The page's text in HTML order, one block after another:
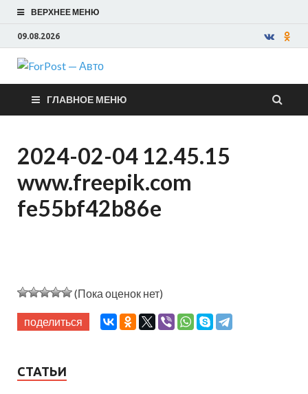
ВЕРХНЕЕ МЕНЮ
09.08.2026
ForPost —
Авто
ГЛАВНОЕ МЕНЮ
2024-02-04 12.45.15
www.freepik.com
fe55bf42b86e
(Пока оценок нет)
поделиться
СТАТЬИ